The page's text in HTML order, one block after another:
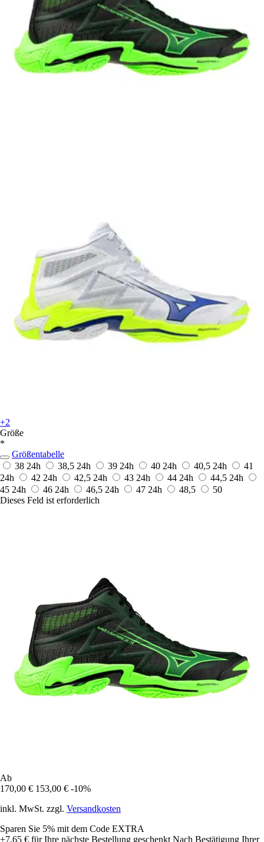
+2
Größe
*
Größentabelle
38 24h 38,5 24h 39 24h 40 24h 40,5 24h
41
24h
42 24h 42,5 24h 43 24h 44 24h 44,5 24h
45 24h 46 24h 46,5 24h 47 24h 48,5
50
Dieses Feld ist erforderlich
Ab
170,00 € 153,00 € -10%
inkl. MwSt. zzgl. Versandkosten
Sparen Sie 5% mit dem Code EXTRA
+7,65 € für Ihre nächste Bestellung geschenkt Nach Bestätigung Ihrer